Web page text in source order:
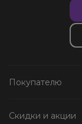
Покупателю
Скидки и акции